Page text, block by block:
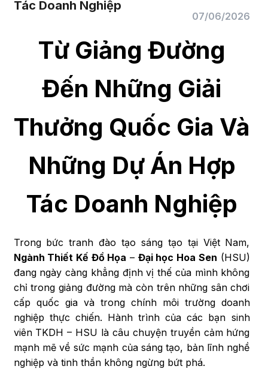
Tác Doanh Nghiệp
07/06/2026
Từ Giảng Đường
Đến Những Giải
Thưởng Quốc Gia Và
Những Dự Án Hợp
Tác Doanh Nghiệp
Trong bức tranh đào tạo sáng tạo tại Việt Nam,
Ngành Thiết Kế Đồ Họa – Đại học Hoa Sen (HSU)
đang ngày càng khẳng định vị thế của mình không
chỉ trong giảng đường mà còn trên những sân chơi
cấp quốc gia và trong chính môi trường doanh
nghiệp thực chiến. Hành trình của các bạn sinh
viên TKDH – HSU là câu chuyện truyền cảm hứng
mạnh mẽ về sức mạnh của sáng tạo, bản lĩnh nghề
nghiệp và tinh thần không ngừng bứt phá.